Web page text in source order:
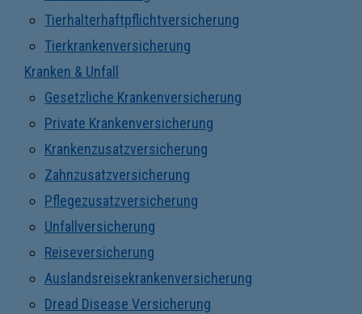
Tierhalterhaftpflichtversicherung
Tierkrankenversicherung
Kranken & Unfall
Gesetzliche Krankenversicherung
Private Krankenversicherung
Krankenzusatzversicherung
Zahnzusatzversicherung
Pflegezusatzversicherung
Unfallversicherung
Reiseversicherung
Auslandsreisekrankenversicherung
Dread Disease Versicherung